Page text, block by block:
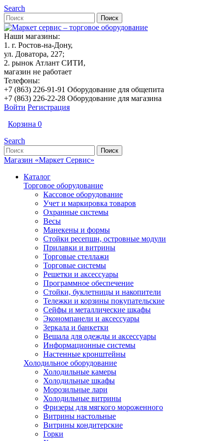
Search
Наши магазины:
1. г. Ростов-на-Дону,
ул. Доватора, 227;
2. рынок Атлант СИТИ,
магазин не работает
Телефоны:
+7 (863) 226-91-91 Оборудование для общепита
+7 (863) 226-22-28 Оборудование для магазина
Войти Регистрация
Корзина 0
Search
Магазин «Маркет Сервис»
Каталог
Торговое оборудование
Кассовое оборудование
Учет и маркировка товаров
Охранные системы
Весы
Манекены и формы
Стойки ресепшн, островные модули
Прилавки и витрины
Торговые стеллажи
Торговые системы
Решетки и аксессуары
Программное обеспечение
Стойки, буклетницы и накопители
Тележки и корзины покупательские
Сейфы и металлические шкафы
Экономпанели и аксессуары
Зеркала и банкетки
Вешала для одежды и аксессуары
Информационные системы
Настенные кронштейны
Холодильное оборудование
Холодильные камеры
Холодильные шкафы
Морозильные лари
Холодильные витрины
Фризеры для мягкого мороженного
Витрины настольные
Витрины кондитерские
Горки